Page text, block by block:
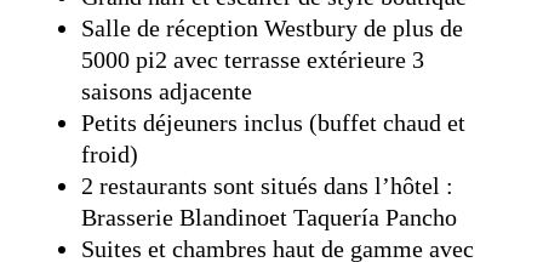
Salle de réception Westbury de plus de
5000 pi2 avec terrasse extérieure 3
saisons adjacente
Petits déjeuners inclus (buffet chaud et
froid)
2 restaurants sont situés dans l’hôtel :
Brasserie Blandinoet Taquería Pancho
Suites et chambres haut de gamme avec